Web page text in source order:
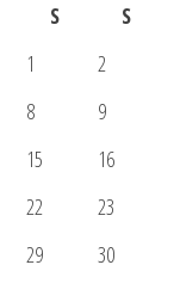
S
S
1
2
8
9
15
16
22
23
29
30